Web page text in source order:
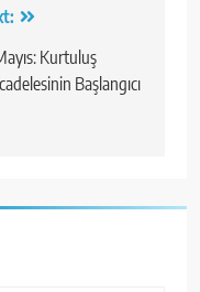
Kurtuluş
Başlangıcı